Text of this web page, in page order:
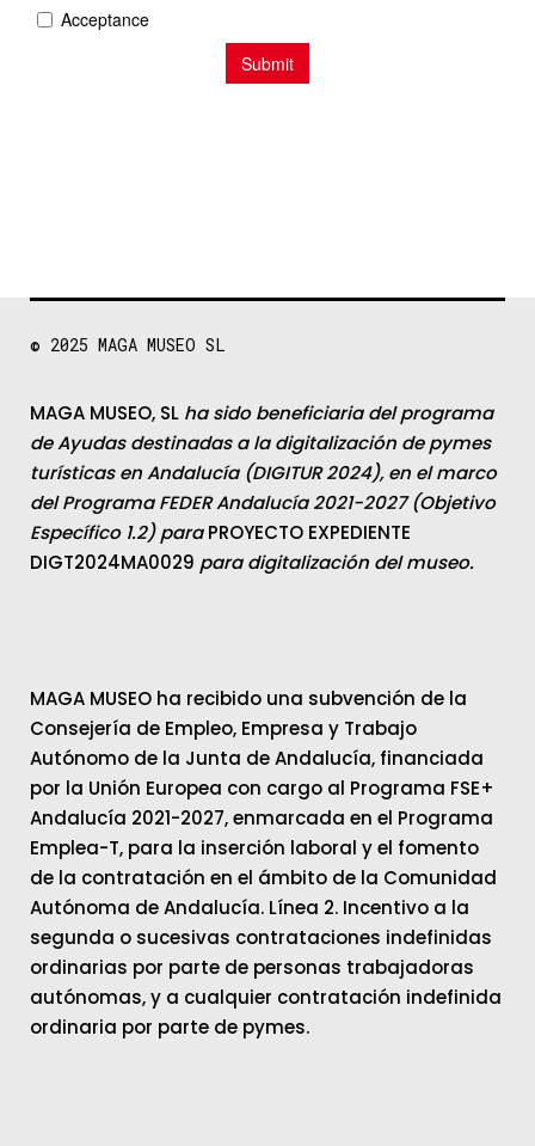
© 2025 MAGA MUSEO SL
MAGA MUSEO, SL ha sido beneficiaria del programa
de Ayudas destinadas a la digitalización de pymes
turísticas en Andalucía (DIGITUR 2024), en el marco
del Programa FEDER Andalucía 2021-2027 (Objetivo
Específico 1.2) paraPROYECTO EXPEDIENTE
DIGT2024MA0029 para digitalización del museo.
MAGA MUSEO ha recibido una subvención de la
Consejería de Empleo, Empresa y Trabajo
Autónomo de la Junta de Andalucía, financiada
por la Unión Europea con cargo al Programa FSE+
Andalucía 2021-2027, enmarcada en el Programa
Emplea-T, para la inserción laboral y el fomento
de la contratación en el ámbito de la Comunidad
Autónoma de Andalucía. Línea 2. Incentivo a la
segunda o sucesivas contrataciones indefinidas
ordinarias por parte de personas trabajadoras
autónomas, y a cualquier contratación indefinida
ordinaria por parte de pymes.